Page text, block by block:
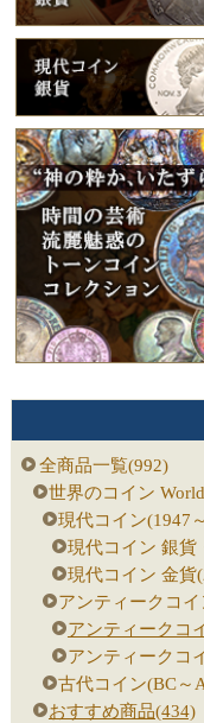
全商品一覧(992)
世界のコイン
現代コイン(1947
現代コイン 銀貨
現代コイン 金貨
アンティークコ
アンティークコ
アンティークコ
古代コイン(BC～
おすすめ商品(434)